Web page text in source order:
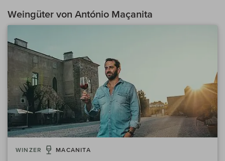
Weingüter von António Maçanita
WINZER MACANITA